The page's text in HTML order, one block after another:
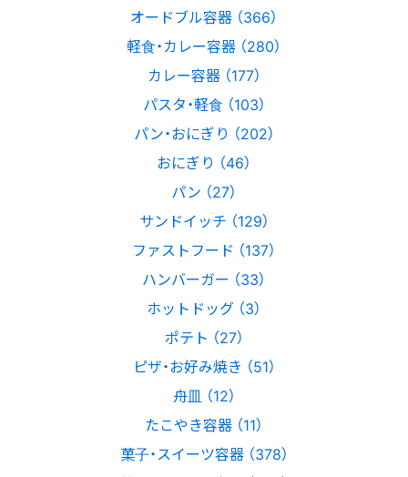
オードブル容器 （366）
軽食・カレー容器 （280）
カレー容器 （177）
パスタ・軽食 （103）
パン・おにぎり （202）
おにぎり （46）
パン （27）
サンドイッチ （129）
ファストフード （137）
ハンバーガー （33）
ホットドッグ （3）
ポテト （27）
ピザ・お好み焼き （51）
舟皿 （12）
たこやき容器 （11）
菓子・スイーツ容器 （378）